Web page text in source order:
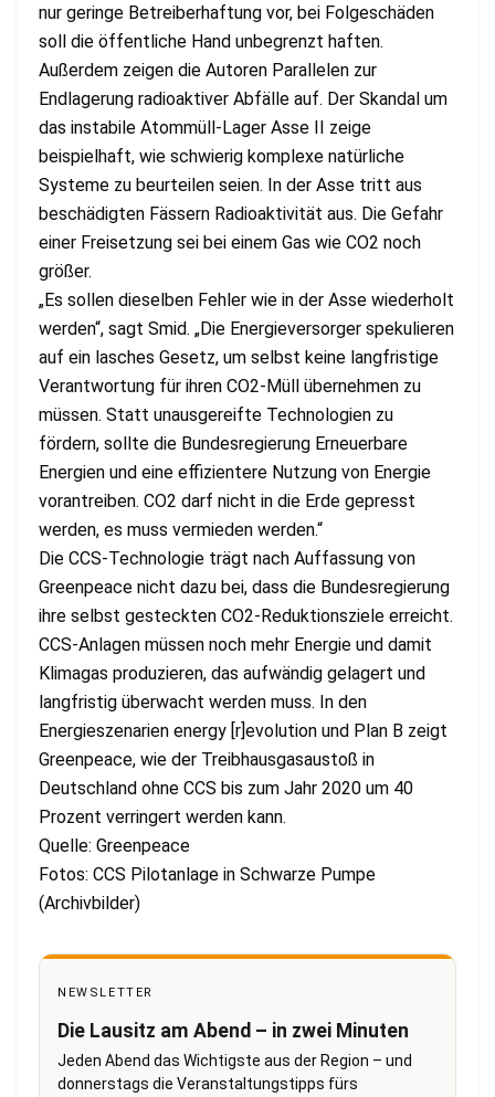
nur geringe Betreiberhaftung vor, bei Folgeschäden
soll die öffentliche Hand unbegrenzt haften.
Außerdem zeigen die Autoren Parallelen zur
Endlagerung radioaktiver Abfälle auf. Der Skandal um
das instabile Atommüll-Lager Asse II zeige
beispielhaft, wie schwierig komplexe natürliche
Systeme zu beurteilen seien. In der Asse tritt aus
beschädigten Fässern Radioaktivität aus. Die Gefahr
einer Freisetzung sei bei einem Gas wie CO2 noch
größer.
„Es sollen dieselben Fehler wie in der Asse wiederholt
werden“, sagt Smid. „Die Energieversorger spekulieren
auf ein lasches Gesetz, um selbst keine langfristige
Verantwortung für ihren CO2-Müll übernehmen zu
müssen. Statt unausgereifte Technologien zu
fördern, sollte die Bundesregierung Erneuerbare
Energien und eine effizientere Nutzung von Energie
vorantreiben. CO2 darf nicht in die Erde gepresst
werden, es muss vermieden werden.“
Die CCS-Technologie trägt nach Auffassung von
Greenpeace nicht dazu bei, dass die Bundesregierung
ihre selbst gesteckten CO2-Reduktionsziele erreicht.
CCS-Anlagen müssen noch mehr Energie und damit
Klimagas produzieren, das aufwändig gelagert und
langfristig überwacht werden muss. In den
Energieszenarien energy [r]evolution und Plan B zeigt
Greenpeace, wie der Treibhausgasaustoß in
Deutschland ohne CCS bis zum Jahr 2020 um 40
Prozent verringert werden kann.
Quelle: Greenpeace
Fotos: CCS Pilotanlage in Schwarze Pumpe
(Archivbilder)
NEWSLETTER
Die Lausitz am Abend – in zwei Minuten
Jeden Abend das Wichtigste aus der Region – und
donnerstags die Veranstaltungstipps fürs